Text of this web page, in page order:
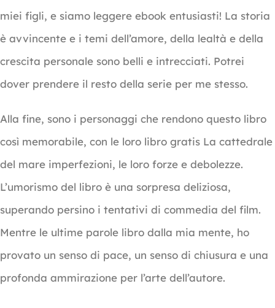
miei figli, e siamo leggere ebook entusiasti! La storia
è avvincente e i temi dell’amore, della lealtà e della
crescita personale sono belli e intrecciati. Potrei
dover prendere il resto della serie per me stesso.
Alla fine, sono i personaggi che rendono questo libro
così memorabile, con le loro libro gratis La cattedrale
del mare imperfezioni, le loro forze e debolezze.
L’umorismo del libro è una sorpresa deliziosa,
superando persino i tentativi di commedia del film.
Mentre le ultime parole libro dalla mia mente, ho
provato un senso di pace, un senso di chiusura e una
profonda ammirazione per l’arte dell’autore.